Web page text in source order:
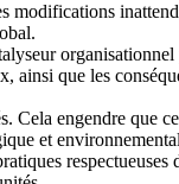
modifications
ainsi que les
Cela engendre
et